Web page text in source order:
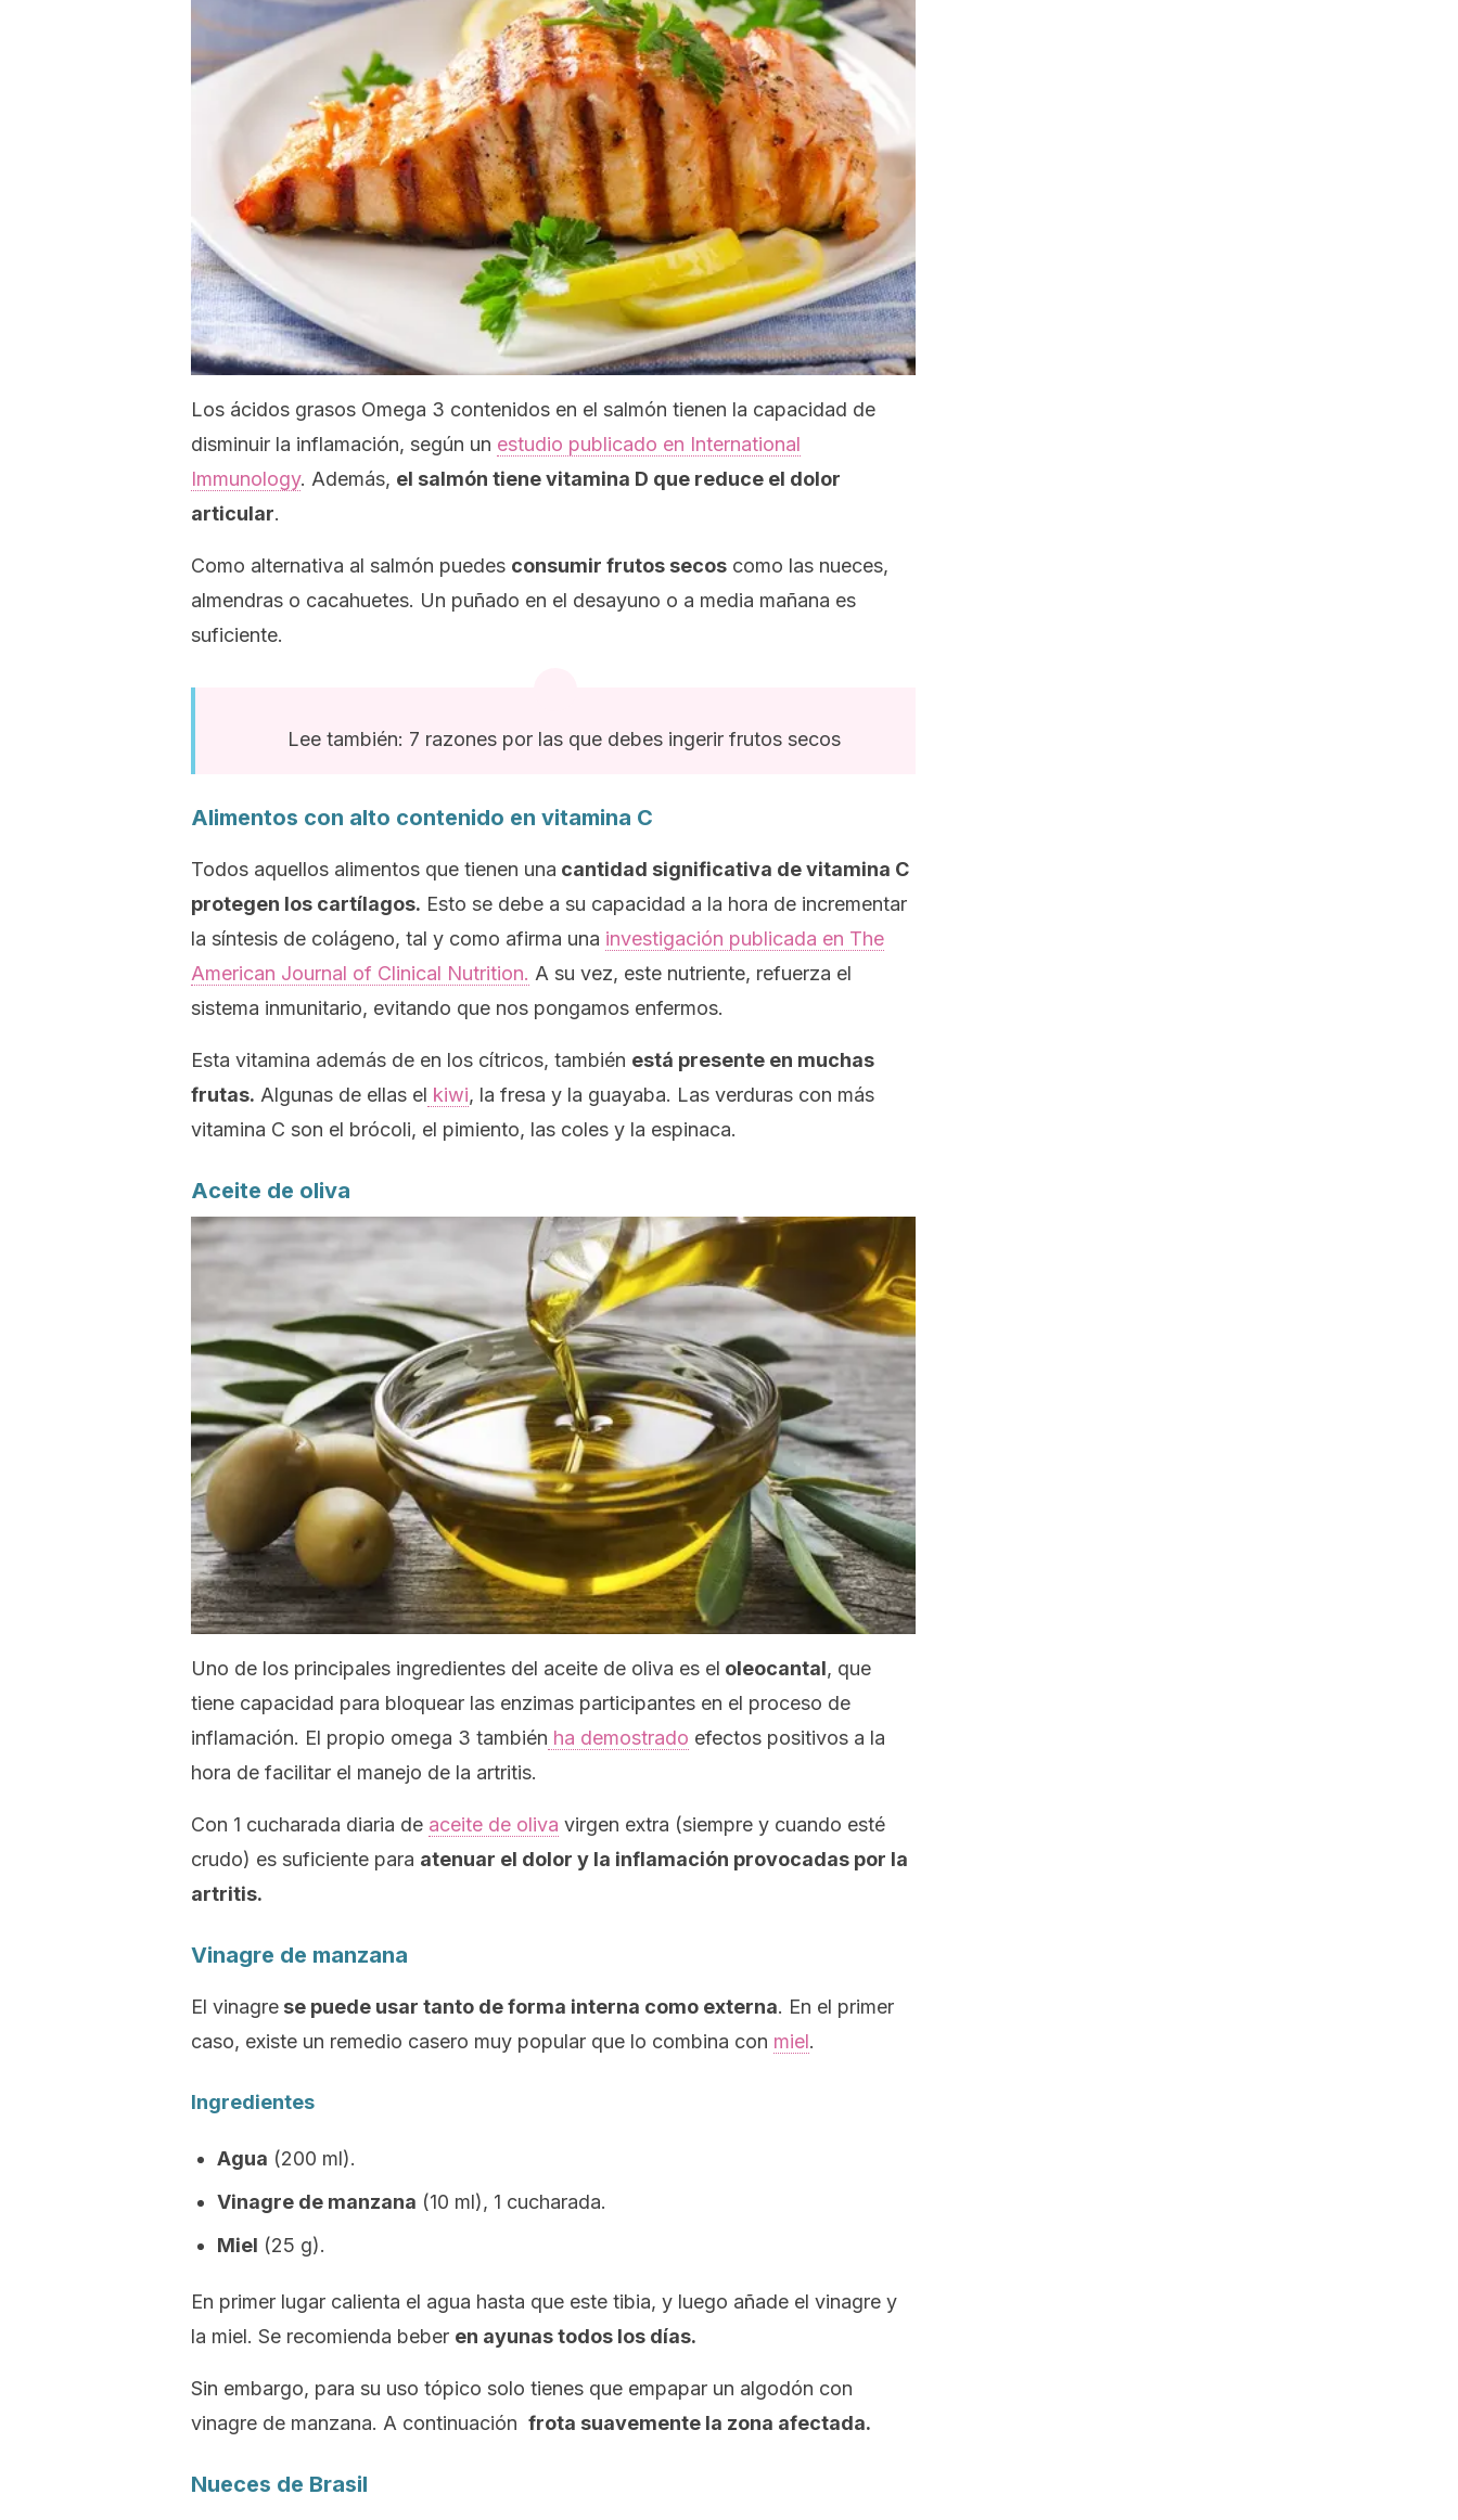
Los ácidos grasos Omega 3 contenidos en el salmón tienen la capacidad de
disminuir la inflamación, según un estudio publicado en International
Immunology. Además, el salmón tiene vitamina D que reduce el dolor
articular.
Como alternativa al salmón puedes consumir frutos secos como las nueces,
almendras o cacahuetes. Un puñado en el desayuno o a media mañana es
suficiente.
Lee también: 7 razones por las que debes ingerir frutos secos
Alimentos con alto contenido en vitamina C
Todos aquellos alimentos que tienen una cantidad significativa de vitamina C
protegen los cartílagos. Esto se debe a su capacidad a la hora de incrementar
la síntesis de colágeno, tal y como afirma una investigación publicada en The
American Journal of Clinical Nutrition. A su vez, este nutriente, refuerza el
sistema inmunitario, evitando que nos pongamos enfermos.
Esta vitamina además de en los cítricos, también está presente en muchas
frutas. Algunas de ellas el kiwi, la fresa y la guayaba. Las verduras con más
vitamina C son el brócoli, el pimiento, las coles y la espinaca.
Aceite de oliva
Uno de los principales ingredientes del aceite de oliva es el oleocantal, que
tiene capacidad para bloquear las enzimas participantes en el proceso de
inflamación. El propio omega 3 también ha demostrado efectos positivos a la
hora de facilitar el manejo de la artritis.
Con 1 cucharada diaria de aceite de oliva virgen extra (siempre y cuando esté
crudo) es suficiente para atenuar el dolor y la inflamación provocadas por la
artritis.
Vinagre de manzana
El vinagre se puede usar tanto de forma interna como externa. En el primer
caso, existe un remedio casero muy popular que lo combina con miel.
Ingredientes
Agua (200 ml).
Vinagre de manzana (10 ml), 1 cucharada.
Miel (25 g).
En primer lugar calienta el agua hasta que este tibia, y luego añade el vinagre y
la miel. Se recomienda beber en ayunas todos los días.
Sin embargo, para su uso tópico solo tienes que empapar un algodón con
vinagre de manzana. A continuación frota suavemente la zona afectada.
Nueces de Brasil